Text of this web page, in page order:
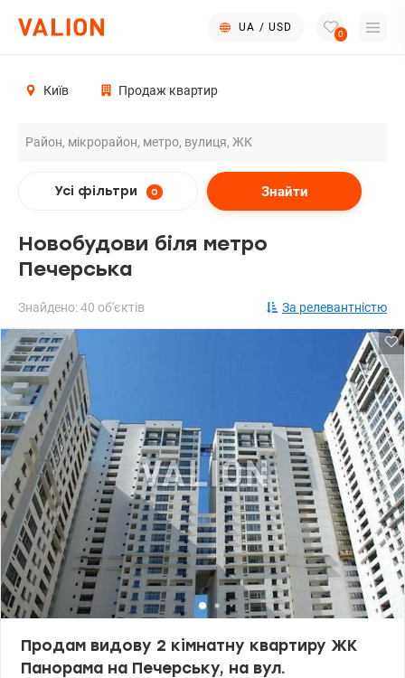
UA / USD
0
Київ Продаж квартир
Усі фільтри 0 Знайти
Новобудови біля метро
Печерська
Знайдено: 40 об'єктів За релевантністю
Продам видову 2 кімнатну квартиру ЖК
Панорама на Печерську, на вул.